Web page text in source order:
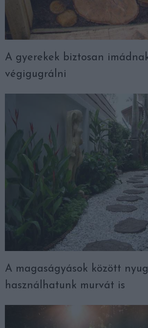
A gyerekek biztosan
végigugrálni
A magaságyások között
használhatunk murvát is